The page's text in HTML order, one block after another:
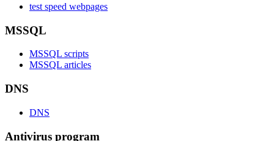
test speed webpages
MSSQL
MSSQL scripts
MSSQL articles
DNS
DNS
Antivirus program